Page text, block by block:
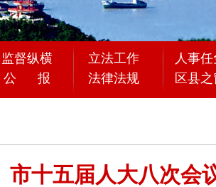
监督纵横 立法工作
人事
公 报 法律法规 区县之
市十五届人大八次会